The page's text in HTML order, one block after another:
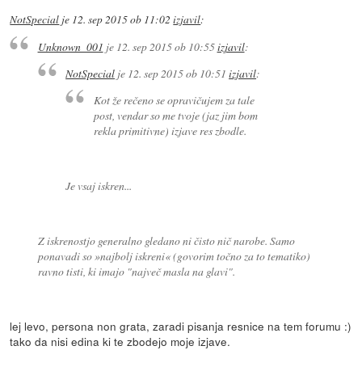
NotSpecial je 12. sep 2015 ob 11:02 izjavil:
Unknown_001 je 12. sep 2015 ob 10:55izjavil:
NotSpecial je 12. sep 2015 ob 10:51 izjavil:
Kot že rečeno se opravičujem za tale
post, vendar so me tvoje (jaz jim bom
rekla primitivne) izjave res zbodle.
Je vsaj iskren...
Z iskrenostjo generalno gledano ni čisto nič narobe. Samo
ponavadi so »najbolj iskreni« (govorim točno za to tematiko)
ravno tisti, ki imajo "največ masla na glavi".
lej levo, persona non grata, zaradi pisanja resnice na tem forumu :)
tako da nisi edina ki te zbodejo moje izjave.